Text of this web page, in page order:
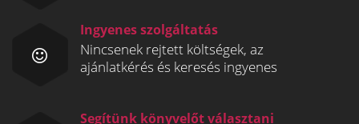
Ingyenes szolgáltatás
Nincsenek rejtett költségek, az
ajánlatkérés és keresés ingyenes
Segítünk könyvelőt választani